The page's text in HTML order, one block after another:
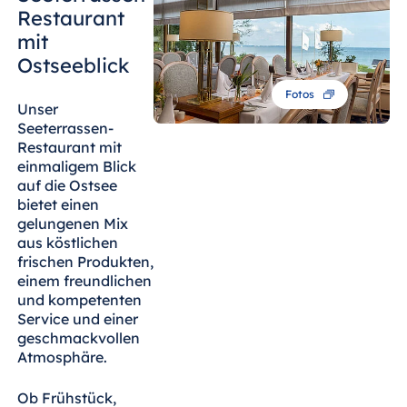
Hotel Amelia
China
Hotel Taicang
Garden
Hotel &
Conference
Center Taicang
Italien
Resort Calabria
Restaurant
mit
Ostseeblick
Unser
Seeterrassen-
Restaurant mit
einmaligem Blick
auf die Ostsee
bietet einen
gelungenen Mix
aus köstlichen
frischen Produkten,
einem freundlichen
und kompetenten
Service und einer
geschmackvollen
Atmosphäre.
Ob Frühstück,
Fotos